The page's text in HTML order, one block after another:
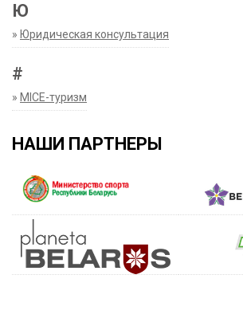
Ю
» Юридическая консультация
#
» MICE-туризм
НАШИ ПАРТНЕРЫ